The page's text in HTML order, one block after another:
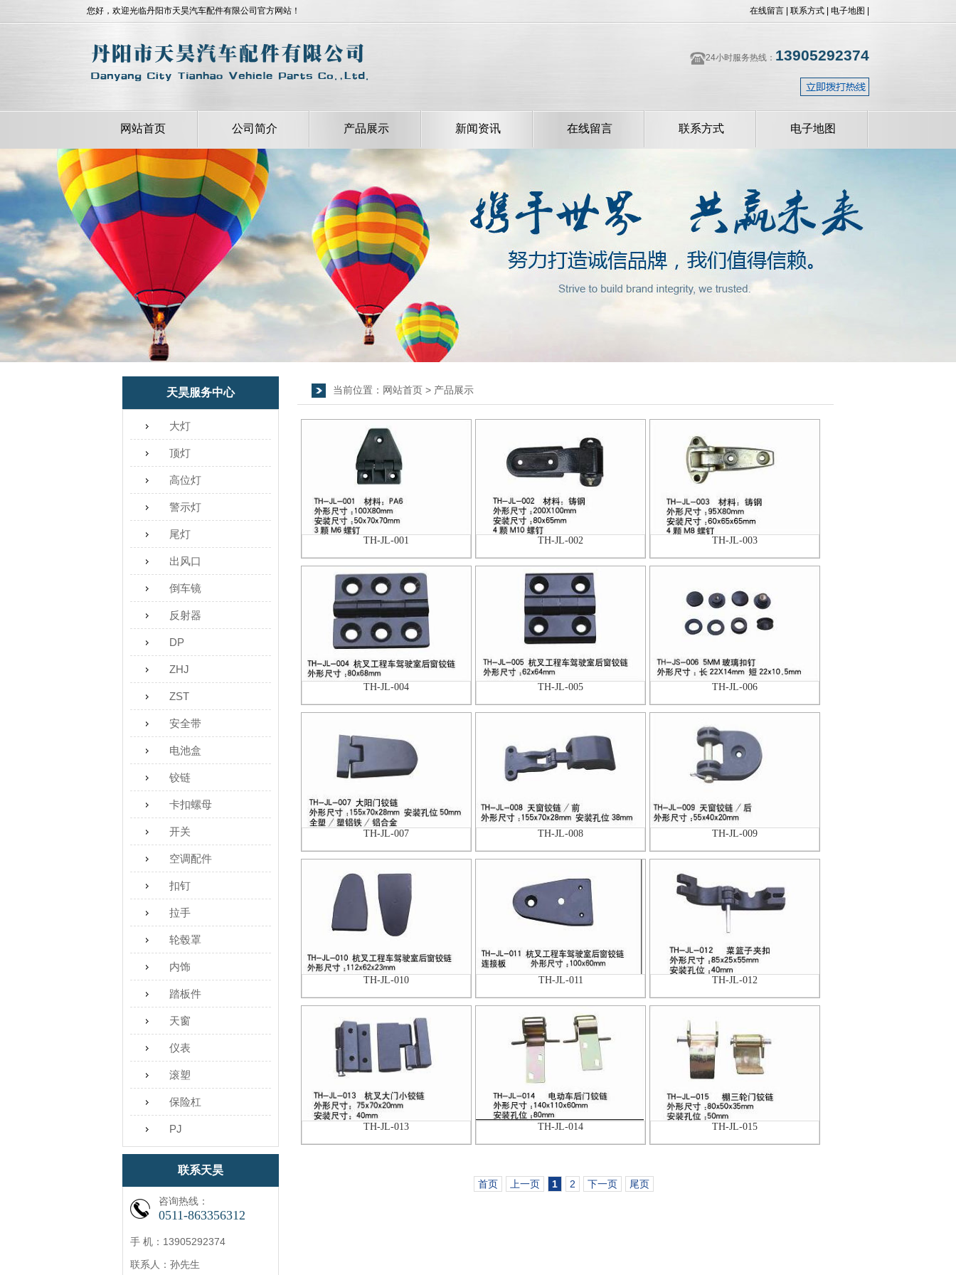
您好，欢迎光临丹阳市天昊汽车配件有限公司官方网站！ 在线留言 联系方式 电子地图
24小时服务热线： 13905292374
网站首页 公司简介 产品展示 新闻资讯 在线留言 联系方式 电子地图
天昊服务中心
大灯
顶灯
高位灯
警示灯
尾灯
出风口
倒车镜
反射器
DP
ZHJ
ZST
安全带
电池盒
铰链
卡扣螺母
开关
空调配件
扣钉
拉手
轮毂罩
内饰
踏板件
天窗
仪表
滚塑
保险杠
PJ
联系天昊
咨询热线：
0511-863356312
手 机：13905292374
联系人：孙先生
当前位置： 网站首页 > 产品展示
TH-JL-001 TH-JL-002 TH-JL-003
TH-JL-004 TH-JL-005 TH-JL-006
TH-JL-007 TH-JL-008 TH-JL-009
TH-JL-010 TH-JL-011 TH-JL-012
TH-JL-013 TH-JL-014 TH-JL-015
首页 上一页 1 2 下一页 尾页